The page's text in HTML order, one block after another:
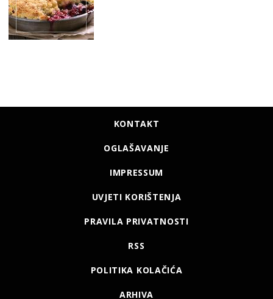
KONTAKT
OGLAŠAVANJE
IMPRESSUM
UVJETI KORIŠTENJA
PRAVILA PRIVATNOSTI
RSS
POLITIKA KOLAČIĆA
ARHIVA